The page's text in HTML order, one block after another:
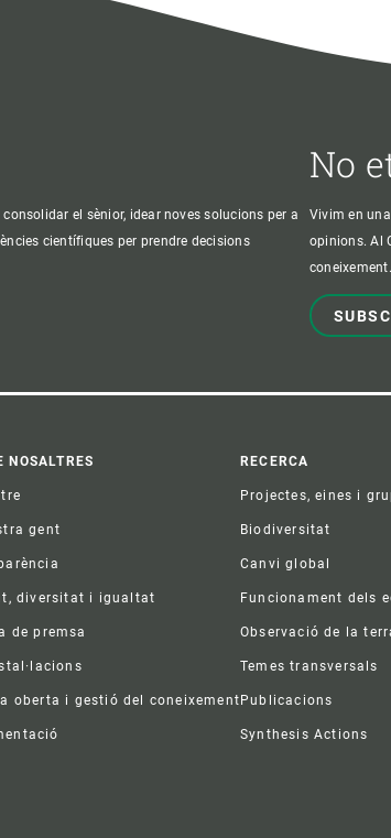
el sènior, idear noves solucions per a
científiques per prendre decisions
No
Vivim en
opinions. Al
coneixement.
NOSALTRES
gent
diversitat i igualtat
de premsa
oberta i gestió del coneixement
RECERCA
Projectes, eines i
Biodiversitat
Canvi global
Funcionament dels
Observació de la
Temes transversals
Publicacions
Synthesis Actions